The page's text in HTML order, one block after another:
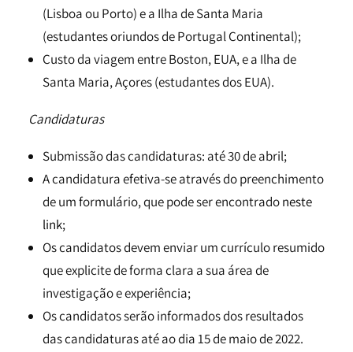
(Lisboa ou Porto) e a Ilha de Santa Maria
(estudantes oriundos de Portugal Continental);
Custo da viagem entre Boston, EUA, e a Ilha de
Santa Maria, Açores (estudantes dos EUA).
Candidaturas
Submissão das candidaturas: até 30 de abril;
A candidatura efetiva-se através do preenchimento
de um formulário, que pode ser encontradoneste
link;
Os candidatos devem enviar um currículo resumido
que explicite de forma clara a sua área de
investigação e experiência;
Os candidatos serão informados dos resultados
das candidaturas até ao dia 15 de maio de 2022.